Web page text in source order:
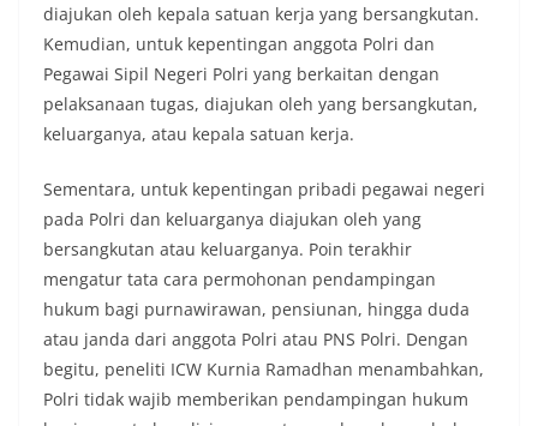
diajukan oleh kepala satuan kerja yang bersangkutan.
Kemudian, untuk kepentingan anggota Polri dan
Pegawai Sipil Negeri Polri yang berkaitan dengan
pelaksanaan tugas, diajukan oleh yang bersangkutan,
keluarganya, atau kepala satuan kerja.
Sementara, untuk kepentingan pribadi pegawai negeri
pada Polri dan keluarganya diajukan oleh yang
bersangkutan atau keluarganya. Poin terakhir
mengatur tata cara permohonan pendampingan
hukum bagi purnawirawan, pensiunan, hingga duda
atau janda dari anggota Polri atau PNS Polri. Dengan
begitu, peneliti ICW Kurnia Ramadhan menambahkan,
Polri tidak wajib memberikan pendampingan hukum